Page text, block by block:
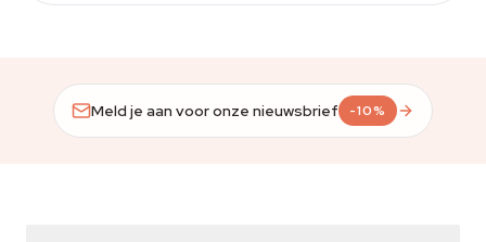
Meld je aan voor onze nieuwsbrief -10%